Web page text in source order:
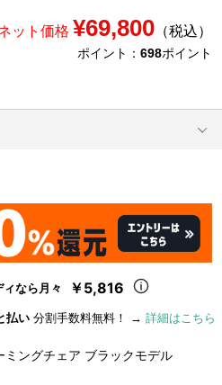
ット価格 ¥69,800（税込）
ポイント： 698ポイント
ィなら月々 ￥5,816
払い 分割手数料無料！ → 詳細はこちら
ングチェア ブラックモデル